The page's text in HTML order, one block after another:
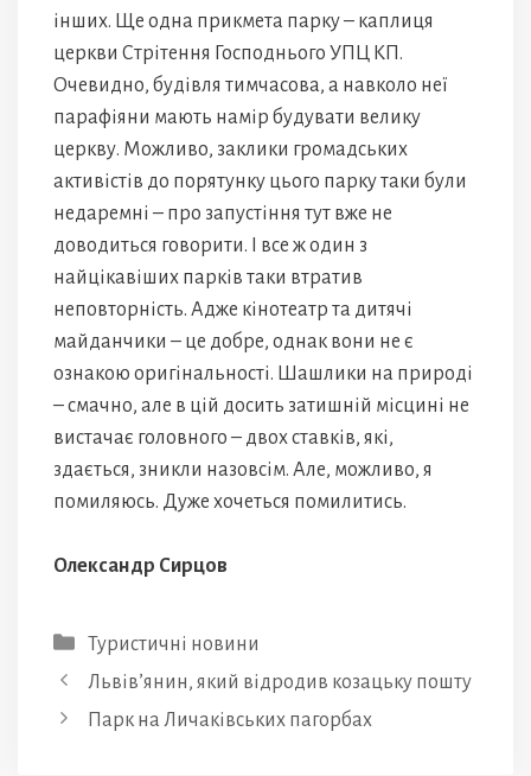
інших. Ще одна прикмета парку – каплиця
церкви Стрітення Господнього УПЦ КП.
Очевидно, будівля тимчасова, а навколо неї
парафіяни мають намір будувати велику
церкву. Можливо, заклики громадських
активістів до порятунку цього парку таки були
недаремні – про запустіння тут вже не
доводиться говорити. І все ж один з
найцікавіших парків таки втратив
неповторність. Адже кінотеатр та дитячі
майданчики – це добре, однак вони не є
ознакою оригінальності. Шашлики на природі
– смачно, але в цій досить затишній місцині не
вистачає головного – двох ставків, які,
здається, зникли назовсім. Але, можливо, я
помиляюсь. Дуже хочеться помилитись.
Олександр Сирцов
Категорії
Туристичні новини
Львів’янин, який відродив козацьку пошту
Парк на Личаківських пагорбах